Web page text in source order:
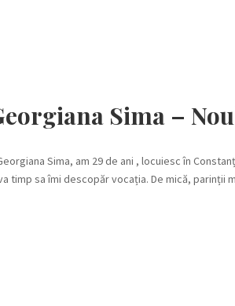
Sima –
Sima, am 29 de ani , locuiesc în
timp sa îmi descopăr vocația. De mică, parinții